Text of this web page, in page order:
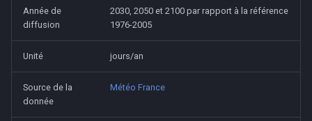
Évolutions passées du
estivales, jours de gel et nuits
tropicales
Précautions d'usage
Démographie
Autres ressources
Année de
diffusion
2030, 2050 et 2100 par rapport à la référence
1976-2005
Unité jours/an
Source de la
donnée
Météo France